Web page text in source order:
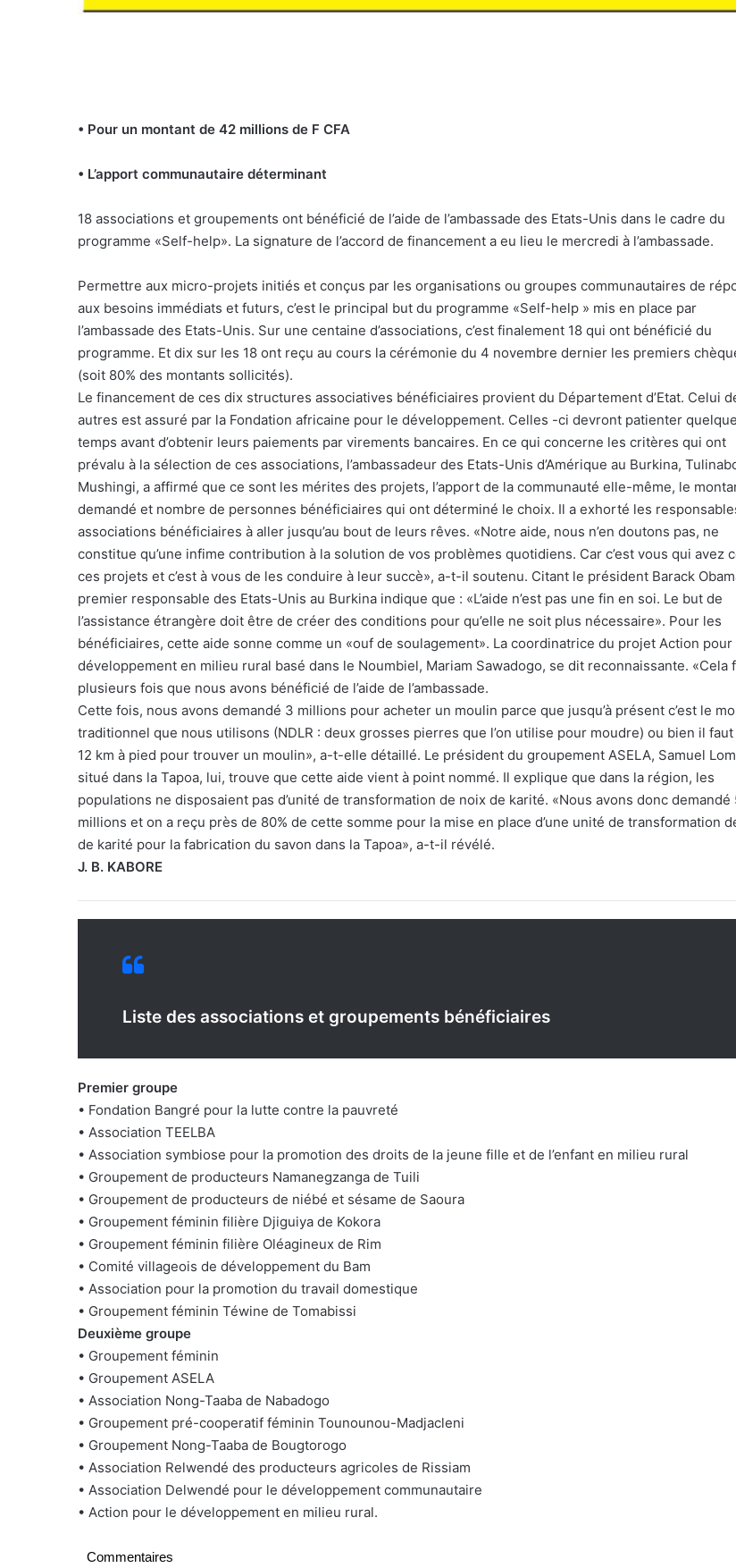
• Pour un montant de 42 millions de F CFA
• L’apport communautaire déterminant
18 associations et groupements ont bénéficié de l’aide de l’ambassade des Etats-Unis dans le cadre du
programme «Self-help». La signature de l’accord de financement a eu lieu le mercredi à l’ambassade.
Permettre aux micro-projets initiés et conçus par les organisations ou groupes communautaires de
aux besoins immédiats et futurs, c’est le principal but du programme «Self-help » mis en place par
l’ambassade des Etats-Unis. Sur une centaine d’associations, c’est finalement 18 qui ont bénéficié du
programme. Et dix sur les 18 ont reçu au cours la cérémonie du 4 novembre dernier les premiers
(soit 80% des montants sollicités).
Le financement de ces dix structures associatives bénéficiaires provient du Département d’Etat. Celui
autres est assuré par la Fondation africaine pour le développement. Celles -ci devront patienter quelque
temps avant d’obtenir leurs paiements par virements bancaires. En ce qui concerne les critères qui ont
prévalu à la sélection de ces associations, l’ambassadeur des Etats-Unis d’Amérique au Burkina,
Mushingi, a affirmé que ce sont les mérites des projets, l’apport de la communauté elle-même, le
demandé et nombre de personnes bénéficiaires qui ont déterminé le choix. Il a exhorté les
associations bénéficiaires à aller jusqu’au bout de leurs rêves. «Notre aide, nous n’en doutons pas, ne
constitue qu’une infime contribution à la solution de vos problèmes quotidiens. Car c’est vous qui avez
ces projets et c’est à vous de les conduire à leur succè», a-t-il soutenu. Citant le président Barack
premier responsable des Etats-Unis au Burkina indique que : «L’aide n’est pas une fin en soi. Le but de
l’assistance étrangère doit être de créer des conditions pour qu’elle ne soit plus nécessaire». Pour les
bénéficiaires, cette aide sonne comme un «ouf de soulagement». La coordinatrice du projet Action pour
développement en milieu rural basé dans le Noumbiel, Mariam Sawadogo, se dit reconnaissante. «Cela
plusieurs fois que nous avons bénéficié de l’aide de l’ambassade.
Cette fois, nous avons demandé 3 millions pour acheter un moulin parce que jusqu’à présent c’est le
traditionnel que nous utilisons (NDLR : deux grosses pierres que l’on utilise pour moudre) ou bien il
12 km à pied pour trouver un moulin», a-t-elle détaillé. Le président du groupement ASELA, Samuel
situé dans la Tapoa, lui, trouve que cette aide vient à point nommé. Il explique que dans la région, les
populations ne disposaient pas d’unité de transformation de noix de karité. «Nous avons donc demandé
millions et on a reçu près de 80% de cette somme pour la mise en place d’une unité de transformation
de karité pour la fabrication du savon dans la Tapoa», a-t-il révélé.
J. B. KABORE
Liste des associations et groupements bénéficiaires
Premier groupe
• Fondation Bangré pour la lutte contre la pauvreté
• Association TEELBA
• Association symbiose pour la promotion des droits de la jeune fille et de l’enfant en milieu rural
• Groupement de producteurs Namanegzanga de Tuili
• Groupement de producteurs de niébé et sésame de Saoura
• Groupement féminin filière Djiguiya de Kokora
• Groupement féminin filière Oléagineux de Rim
• Comité villageois de développement du Bam
• Association pour la promotion du travail domestique
• Groupement féminin Téwine de Tomabissi
Deuxième groupe
• Groupement féminin
• Groupement ASELA
• Association Nong-Taaba de Nabadogo
• Groupement pré-cooperatif féminin Tounounou-Madjacleni
• Groupement Nong-Taaba de Bougtorogo
• Association Relwendé des producteurs agricoles de Rissiam
• Association Delwendé pour le développement communautaire
• Action pour le développement en milieu rural.
Commentaires